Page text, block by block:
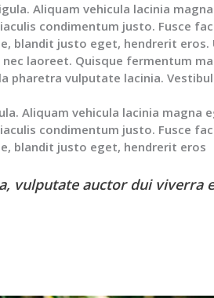
Aliquam vehicula lacinia
condimentum justo. Fusce
blandit justo eget, hendrerit
laoreet. Quisque fermentum
pharetra vulputate lacinia.
Aliquam vehicula lacinia
condimentum justo. Fusce
blandit justo eget, hendrerit eros
vulputate auctor dui viverra